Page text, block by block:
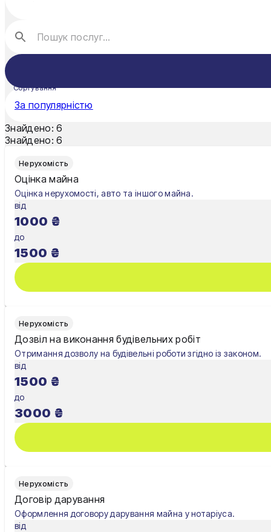
Одеса
Олександрія
Полтава
Рівне
Ужгород
Харків
Херсон
Черкаси
Житомир
Сортування
За популярністю
Знайдено: 6
Знайдено: 6
Нерухомість
Оцінка майна
Оцінка нерухомості, авто та іншого майна.
від
1000 ₴
до
1500 ₴
Нерухомість
Дозвіл на виконання будівельних робіт
Отримання дозволу на будівельні роботи згідно із законом.
від
1500 ₴
до
3000 ₴
Нерухомість
Договір дарування
Оформлення договору дарування майна у нотаріуса.
від